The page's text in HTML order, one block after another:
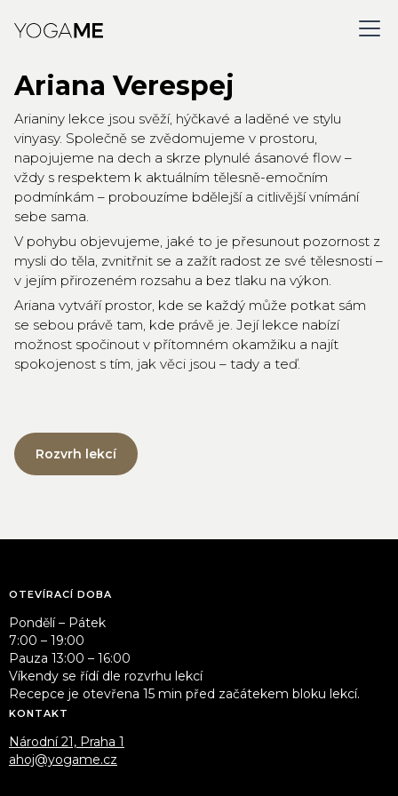
Ariana Verespej
Arianiny lekce jsou svěží, hýčkavé a laděné ve stylu
vinyasy. Společně se zvědomujeme v prostoru,
napojujeme na dech a skrze plynulé ásanové flow –
vždy s respektem k aktuálním tělesně-emočním
podmínkám – probouzíme bdělejší a citlivější vnímání
sebe sama.
V pohybu objevujeme, jaké to je přesunout pozornost z
mysli do těla, zvnitřnit se a zažít radost ze své tělesnosti –
v jejím přirozeném rozsahu a bez tlaku na výkon.
Ariana vytváří prostor, kde se každý může potkat sám
se sebou právě tam, kde právě je. Její lekce nabízí
možnost spočinout v přítomném okamžiku a najít
spokojenost s tím, jak věci jsou – tady a teď.
Rozvrh lekcí
OTEVÍRACÍ DOBA
Pondělí – Pátek
7:00 – 19:00
Pauza 13:00 – 16:00
Víkendy se řídí dle rozvrhu lekcí
Recepce je otevřena 15 min před začátekem bloku lekcí.
KONTAKT
Národní 21, Praha 1
ahoj@yogame.cz